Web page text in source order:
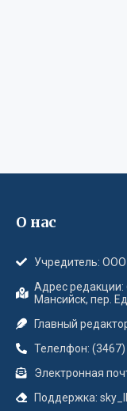
О нас
Учредитель:
Адрес редакции:
Мансийск, пер.
Главный
Телелфон:
Электронная
Поддержка: